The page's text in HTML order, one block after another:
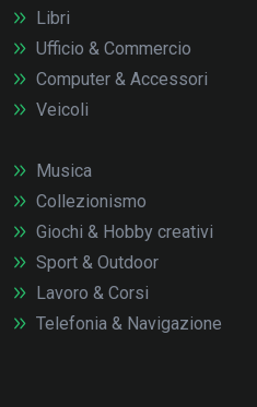
Libri
Ufficio & Commercio
Computer & Accessori
Veicoli
Musica
Collezionismo
Giochi & Hobby creativi
Sport & Outdoor
Lavoro & Corsi
Telefonia & Navigazione